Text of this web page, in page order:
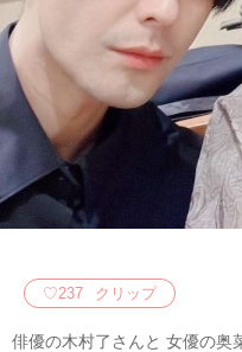
♡237 クリップ
俳優の木村了さんと 女優の奥